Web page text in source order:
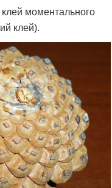
моментального
клей).